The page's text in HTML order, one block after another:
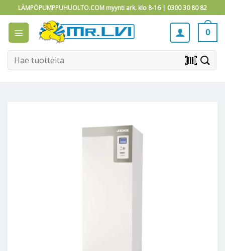
to
content
LÄMPÖPUMPPUHUOLTO.COM myynti ark. klo 8-16 | 0300 30 80 82
0
Etsi: barcode_scanner